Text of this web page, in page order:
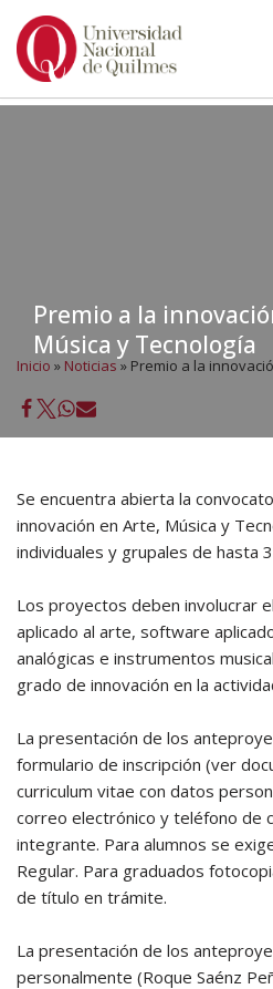
Ir
Premio a la
Música y Tecnología
Inicio » Noticias » Premio a la
Se encuentra abierta la
innovación en Arte, Música y
individuales y grupales de hasta
Los proyectos deben involucrar
aplicado al arte, software
analógicas e instrumentos
grado de innovación en la
La presentación de los
formulario de inscripción (ver
curriculum vitae con datos
correo electrónico y teléfono de
integrante. Para alumnos se
Regular. Para graduados
de título en trámite.
La presentación de los
personalmente (Roque Saénz